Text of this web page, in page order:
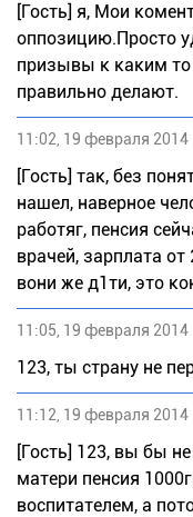
[Гость] я, Мои
оппозицию.Просто
призывы к каким
правильно делают.
11:02, 19 февраля 2014
[Гость] так, без
нашел, наверное
работяг, пенсия
врачей, зарплата
вони же д1ти, это
11:05, 19 февраля 2014
123, ты страну не
11:12, 19 февраля 2014
[Гость] 123, вы бы
матери пенсия
воспитателем, а